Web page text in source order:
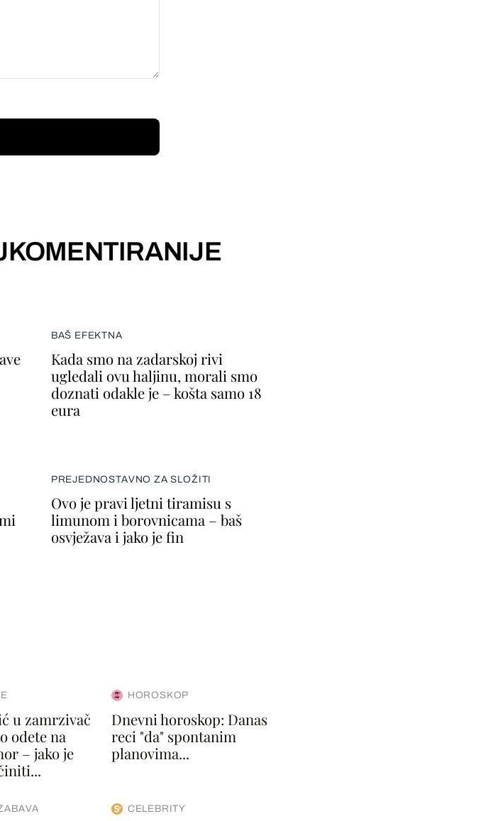
BAŠ EFEKTNA
Kada smo na zadarskoj rivi
ugledali ovu haljinu, morali smo
doznati odakle je – košta samo 18
eura
PREJEDNOSTAVNO ZA SLOŽITI
Ovo je pravi ljetni tiramisu s
limunom i borovnicama – baš
osvježava i jako je fin
u zamrzivač
odete na
– jako je
HOROSKOP
Dnevni horoskop: Danas
reci "da" spontanim
planovima...
CELEBRITY